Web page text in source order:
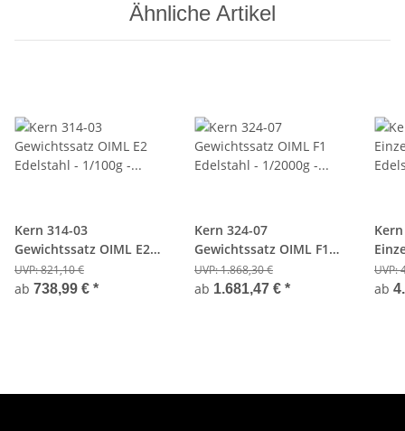
Ähnliche Artikel
Kern 314-03
Gewichtssatz OIML E2
Edelstahl - 1/100g -
Holzkoffer
UVP:821,10 €
ab 738,99 € *
Kern 324-07
Gewichtssatz OIML F1
Edelstahl - 1/2000g -
Holzkoffer
UVP:1.868,30 €
ab 1.681,47 € *
UVP:
ab